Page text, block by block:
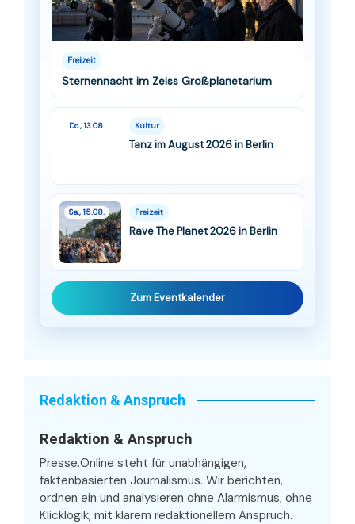
Freizeit
Sternennacht im Zeiss Großplanetarium
Do., 13.08. Kultur
Tanz im August 2026 in Berlin
Sa., 15.08. Freizeit
Rave The Planet 2026 in Berlin
Zum Eventkalender
Redaktion & Anspruch
Redaktion & Anspruch
Presse.Online steht für unabhängigen,
faktenbasierten Journalismus. Wir berichten,
ordnen ein und analysieren ohne Alarmismus, ohne
Klicklogik, mit klarem redaktionellem Anspruch.